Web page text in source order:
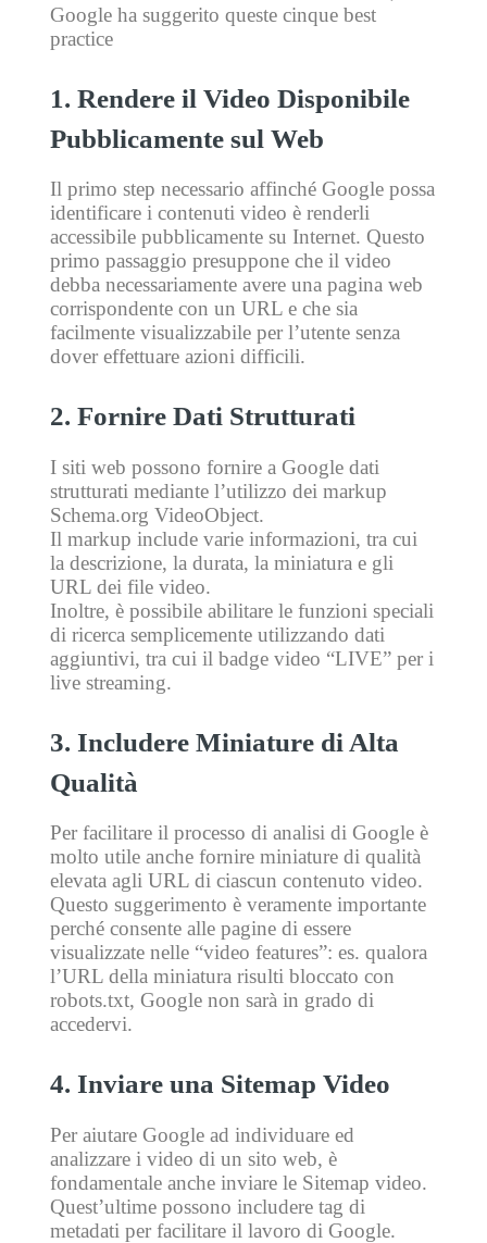
Google ha suggerito queste cinque best
practice
1. Rendere il Video Disponibile
Pubblicamente sul Web
Il primo step necessario affinché Google possa
identificare i contenuti video è renderli
accessibile pubblicamente su Internet. Questo
primo passaggio presuppone che il video
debba necessariamente avere una pagina web
corrispondente con un URL e che sia
facilmente visualizzabile per l’utente senza
dover effettuare azioni difficili.
2. Fornire Dati Strutturati
I siti web possono fornire a Google dati
strutturati mediante l’utilizzo dei markup
Schema.org VideoObject.
Il markup include varie informazioni, tra cui
la descrizione, la durata, la miniatura e gli
URL dei file video.
Inoltre, è possibile abilitare le funzioni speciali
di ricerca semplicemente utilizzando dati
aggiuntivi, tra cui il badge video “LIVE” per i
live streaming.
3. Includere Miniature di Alta
Qualità
Per facilitare il processo di analisi di Google è
molto utile anche fornire miniature di qualità
elevata agli URL di ciascun contenuto video.
Questo suggerimento è veramente importante
perché consente alle pagine di essere
visualizzate nelle “video features”: es. qualora
l’URL della miniatura risulti bloccato con
robots.txt, Google non sarà in grado di
accedervi.
4. Inviare una Sitemap Video
Per aiutare Google ad individuare ed
analizzare i video di un sito web, è
fondamentale anche inviare le Sitemap video.
Quest’ultime possono includere tag di
metadati per facilitare il lavoro di Google.